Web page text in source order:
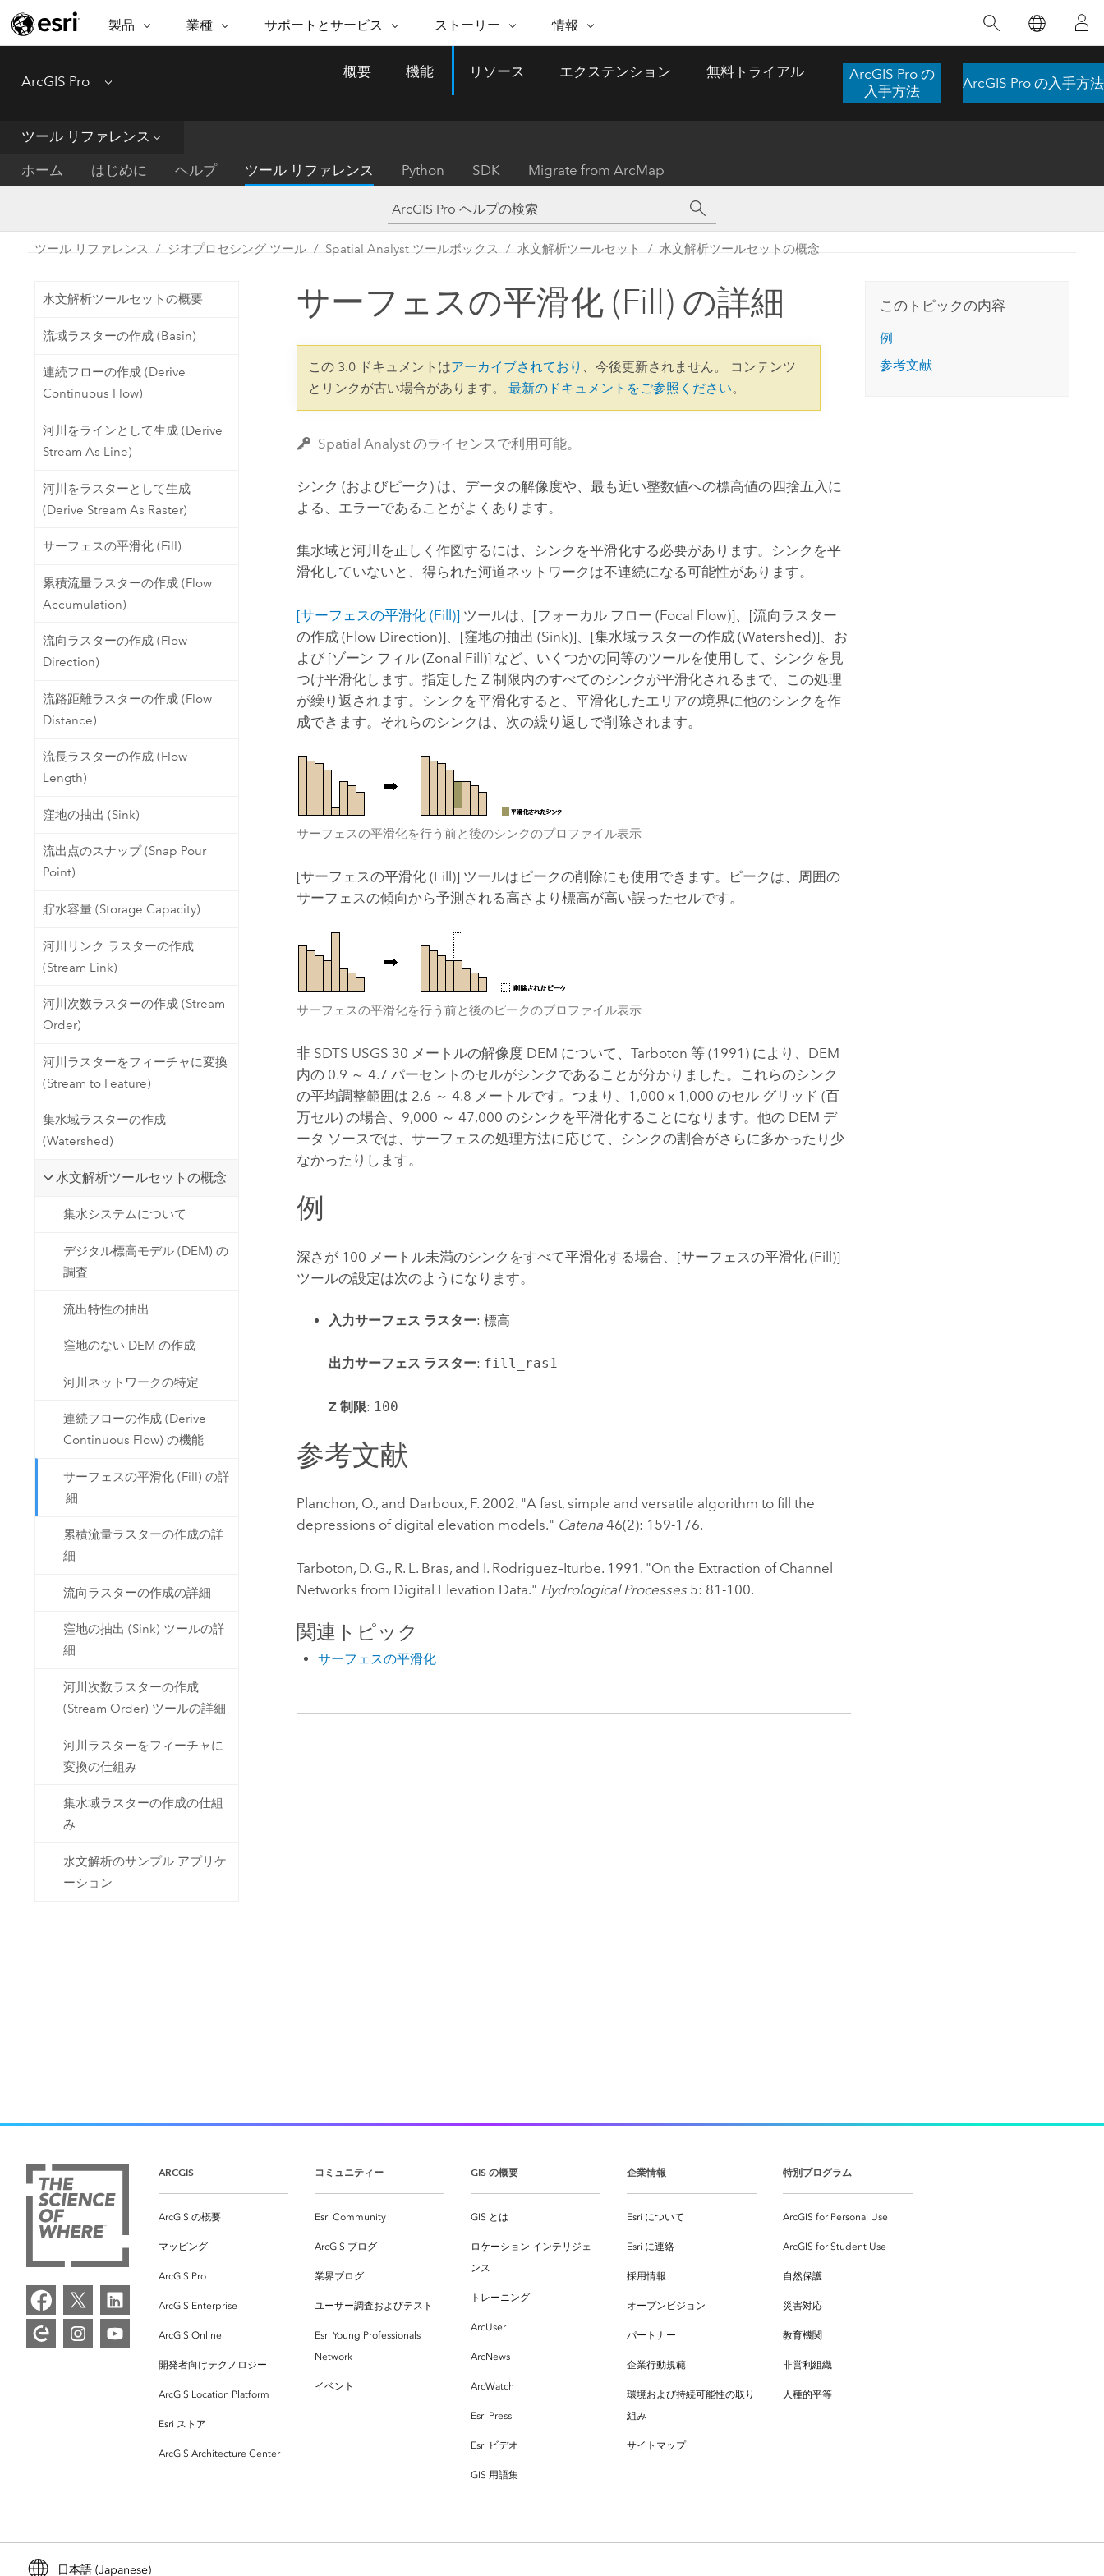
製品
ARCGIS
ArcGIS Online
完全な SaaS マッピング プラット
ArcGIS Enterprise
テム
開発者向けテクノロジー
マッピング &amp; 空間解析アプリ
機能
位置情報を分析に活用
空間データの統合、編集、共有
Esri ストア
Esri の ArcGIS 製品
Esri 製品、パートナー製品、開発
られています。 技術がどのようなものかを
ブ マップを試したり、製品の機能を調べた
業種
業種
自然保護
公共エネルギー
地方自治体
持続可能な開発
電気通信
交通機関
注目のイニシアティブ
インフラストラクチャ管理
GIS を活用して、最新の強靱で持続可能な未
的アプローチは、インフラストラクチャ プ
ロジェクトが周囲の環境とどのように関連
しているかをリーダーが理解するのに役立
インフラストラクチャ管理の探索
サポートとサービス
サポートとサービス セルフサービス
ArcGIS ブログ
ドキュメント
My Esri
するために使用される空間統計技術を探索
コースを探索
ストーリー
ESRI ストーリー
Esri ブログ
実世界のグローバルな GIS
技術革新
Esri と The Science of Where
ー リーダーの声
ArcNews
業界ニュースと ArcGIS 更
ArcWatch
すべてのストーリー
リケーションを構築し、重要な救助活動を
情報
ESRI について
パートナー
採用情報
メディアおよびアナリスト関
イノベーションへの取り
組み
ーメーション
注目
ArcGIS Pro Menu
概要 機能 リソース エクステンション 無料トライアル
ArcGIS Pro の
入手方法
ArcGIS Pro の入手方法
ツール リファレンス
ホーム はじめに ヘルプ ツール リファレンス Python SDK Migrate from ArcMap
ツール リファレンス ジオプロセシング ツール Spatial Analyst ツールボックス 水文解析ツールセット 水文解析ツールセットの概念
水文解析ツールセットの概要
流域ラスターの作成 (Basin)
連続フローの作成 (Derive
Continuous Flow)
河川をラインとして生成 (Derive
Stream As Line)
河川をラスターとして生成
(Derive Stream As Raster)
サーフェスの平滑化 (Fill)
累積流量ラスターの作成 (Flow
Accumulation)
流向ラスターの作成 (Flow
Direction)
流路距離ラスターの作成 (Flow
Distance)
流長ラスターの作成 (Flow
Length)
窪地の抽出 (Sink)
流出点のスナップ (Snap Pour
Point)
貯水容量 (Storage Capacity)
河川リンク ラスターの作成
(Stream Link)
河川次数ラスターの作成 (Stream
Order)
河川ラスターをフィーチャに変換
(Stream to Feature)
集水域ラスターの作成
(Watershed)
水文解析ツールセットの概念
集水システムについて
デジタル標高モデル (DEM) の
調査
流出特性の抽出
窪地のない DEM の作成
河川ネットワークの特定
連続フローの作成 (Derive
Continuous Flow) の機能
サーフェスの平滑化 (Fill) の詳
細
累積流量ラスターの作成の詳
細
流向ラスターの作成の詳細
窪地の抽出 (Sink) ツールの詳
細
河川次数ラスターの作成
(Stream Order) ツールの詳細
河川ラスターをフィーチャに
変換の仕組み
集水域ラスターの作成の仕組
み
水文解析のサンプル アプリケ
ーション
サーフェスの平滑化 (Fill) の詳細
この 3.0 ドキュメントはアーカイブされており 、今後更新されません。 コンテンツ
とリンクが古い場合があります。最新のドキュメントをご参照ください。
Spatial Analyst のライセンスで利用可能。
シンク (およびピーク) は、データの解像度や、最も近い整数値への標高値の四捨五入に
よる、エラーであることがよくあります。
集水域と河川を正しく作図するには、シンクを平滑化する必要があります。シンクを平
滑化していないと、得られた河道ネットワークは不連続になる可能性があります。
[サーフェスの平滑化 (Fill)] ツールは、 [フォーカル フロー (Focal Flow)]、 [流向ラスター
の作成 (Flow Direction)]、 [窪地の抽出 (Sink)]、 [集水域ラスターの作成 (Watershed)]、お
よび [ゾーン フィル (Zonal Fill)] など、いくつかの同等のツールを使用して、シンクを見
つけ平滑化します。指定した Z 制限内のすべてのシンクが平滑化されるまで、この処理
が繰り返されます。シンクを平滑化すると、平滑化したエリアの境界に他のシンクを作
成できます。それらのシンクは、次の繰り返しで削除されます。
サーフェスの平滑化を行う前と後のシンクのプロファイル表示
[サーフェスの平滑化 (Fill)] ツールはピークの削除にも使用できます。ピークは、周囲の
サーフェスの傾向から予測される高さより標高が高い誤ったセルです。
サーフェスの平滑化を行う前と後のピークのプロファイル表示
非 SDTS USGS 30 メートルの解像度 DEM について、Tarboton 等 (1991) により、DEM
内の 0.9 ～ 4.7 パーセントのセルがシンクであることが分かりました。これらのシンク
の平均調整範囲は 2.6 ～ 4.8 メートルです。つまり、1,000 x 1,000 のセル グリッド (百
万セル) の場合、9,000 ～ 47,000 のシンクを平滑化することになります。他の DEM デ
ータ ソースでは、サーフェスの処理方法に応じて、シンクの割合がさらに多かったり少
なかったりします。
例
深さが 100 メートル未満のシンクをすべて平滑化する場合、 [サーフェスの平滑化 (Fill)]
ツールの設定は次のようになります。
入力サーフェス ラスター: 標高
出力サーフェス ラスター: fill_ras1
Z 制限: 100
参考文献
Planchon, O., and Darboux, F. 2002. "A fast, simple and versatile algorithm to fill the
depressions of digital elevation models." Catena 46(2): 159-176.
Tarboton, D. G., R. L. Bras, and I. Rodriguez–Iturbe. 1991. "On the Extraction of Channel
Networks from Digital Elevation Data." Hydrological Processes 5: 81-100.
関連トピック
サーフェスの平滑化
このトピックの内容
例
参考文献
ARCGIS
ArcGIS の概要
マッピング
ArcGIS Pro
ArcGIS Enterprise
ArcGIS Online
開発者向けテクノロジー
ArcGIS Location Platform
Esri ストア
ArcGIS Architecture Center
コミュニティー
Esri Community
ArcGIS ブログ
業界ブログ
ユーザー調査およびテスト
Esri Young Professionals
Network
イベント
GIS の概要
GIS とは
ロケーション インテリジェ
ンス
トレーニング
ArcUser
ArcNews
ArcWatch
Esri Press
Esri ビデオ
GIS 用語集
企業情報
Esri について
Esri に連絡
採用情報
オープンビジョン
パートナー
企業行動規範
環境および持続可能性の取り
組み
サイトマップ
特別プログラム
ArcGIS for Personal Use
ArcGIS for Student Use
自然保護
災害対応
教育機関
非営利組織
人種的平等
日本語 (Japanese)